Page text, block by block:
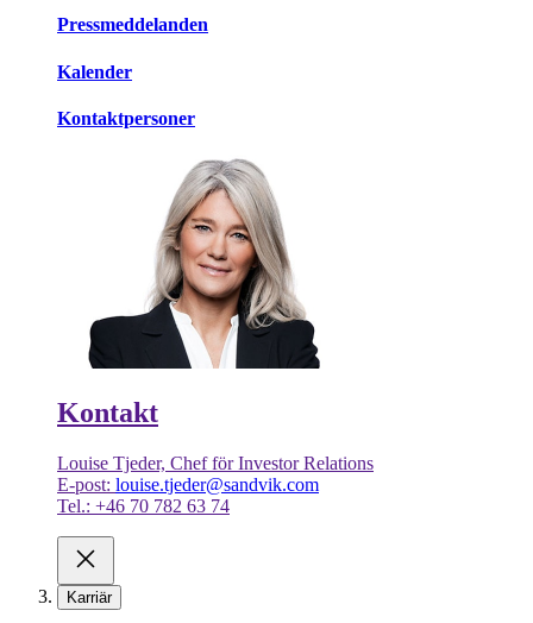
Pressmeddelanden
Kalender
Kontaktpersoner
Kontakt
Louise Tjeder, Chef för Investor Relations
E-post: louise.tjeder@sandvik.com
Tel.: +46 70 782 63 74
Karriär